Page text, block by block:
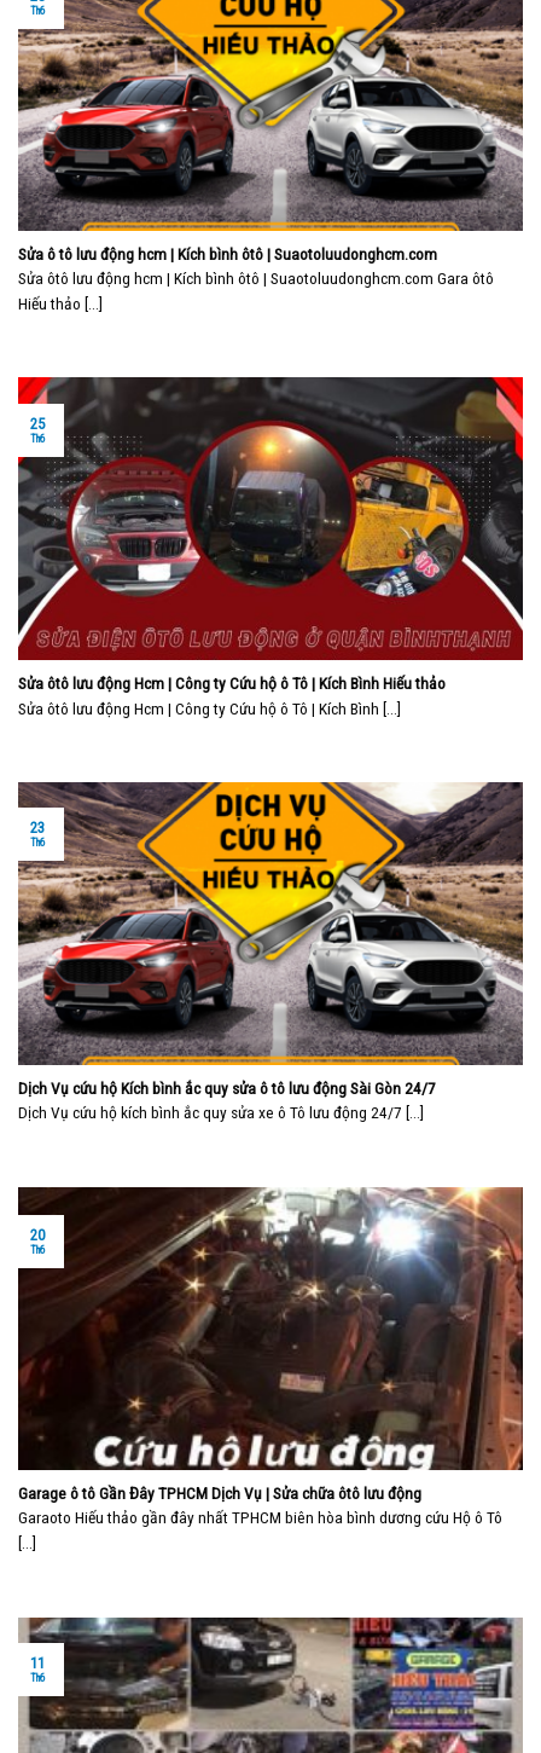
Sửa ô tô lưu động hcm | Kích bình ôtô | Suaotoluudonghcm.com
Sửa ôtô lưu động hcm | Kích bình ôtô | Suaotoluudonghcm.com Gara ôtô
Hiếu thảo [...]
Th6
Sửa ôtô lưu động Hcm | Công ty Cứu hộ ô Tô | Kích Bình Hiếu thảo
Sửa ôtô lưu động Hcm | Công ty Cứu hộ ô Tô | Kích Bình [...]
25
Th6
Dịch Vụ cứu hộ Kích bình ắc quy sửa ô tô lưu động Sài Gòn 24/7
Dịch Vụ cứu hộ kích bình ắc quy sửa xe ô Tô lưu động 24/7 [...]
23
Th6
Garage ô tô Gần Đây TPHCM Dịch Vụ | Sửa chữa ôtô lưu động
Garaoto Hiếu thảo gần đây nhất TPHCM biên hòa bình dương cứu Hộ ô Tô
[...]
20
Th6
11
Th6